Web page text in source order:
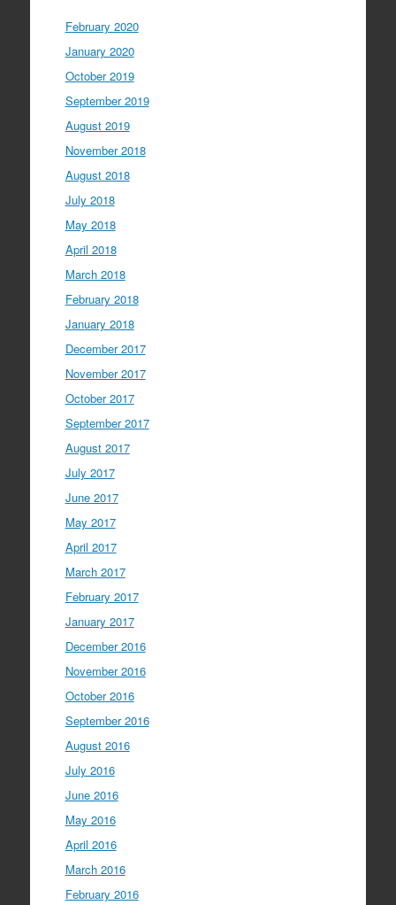
February 2020
January 2020
October 2019
September 2019
August 2019
November 2018
August 2018
July 2018
May 2018
April 2018
March 2018
February 2018
January 2018
December 2017
November 2017
October 2017
September 2017
August 2017
July 2017
June 2017
May 2017
April 2017
March 2017
February 2017
January 2017
December 2016
November 2016
October 2016
September 2016
August 2016
July 2016
June 2016
May 2016
April 2016
March 2016
February 2016